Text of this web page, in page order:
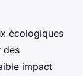
écologiques
des
impact